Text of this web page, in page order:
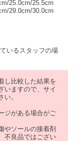
25.0cm/25.5cm
29.0cm/30.0cm
いるスタッフの場
し比較した結果を
いますので、サイ
。
ジがある場合がご
やソールの接着剤
不良品ではござい